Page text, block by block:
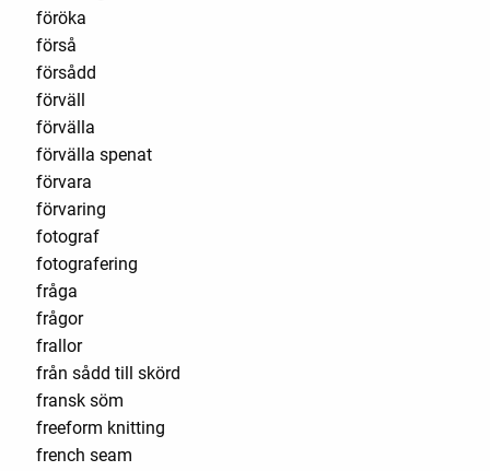
föröka
förså
försådd
förväll
förvälla
förvälla spenat
förvara
förvaring
fotograf
fotografering
fråga
frågor
frallor
från sådd till skörd
fransk söm
freeform knitting
french seam